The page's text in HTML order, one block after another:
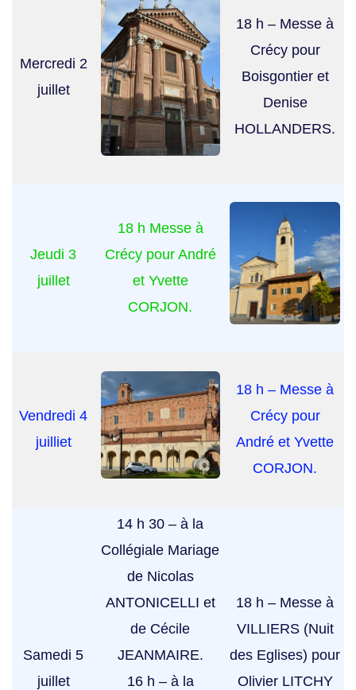
Mercredi 2
juillet
18 h – Messe à
Crécy pour
Boisgontier et
Denise
HOLLANDERS.
Jeudi 3
juillet
18 h Messe à
Crécy pour André
et Yvette
CORJON.
Vendredi 4
juilliet
18 h – Messe à
Crécy pour
André et Yvette
CORJON.
Samedi 5
juillet
14 h 30 – à la
Collégiale Mariage
de Nicolas
ANTONICELLI et
de Cécile
JEANMAIRE.
16 h – à la
18 h – Messe à
VILLIERS (Nuit
des Eglises) pour
Olivier LITCHY